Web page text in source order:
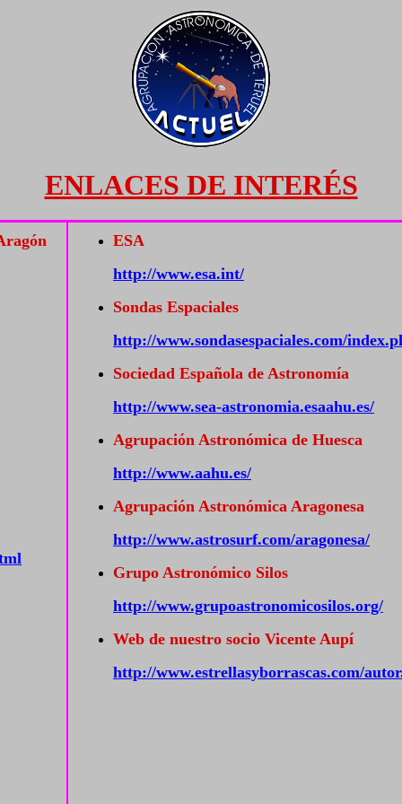
ENLACES DE INTERÉS
ESA
http://www.esa.int/
Sondas Espaciales
http://www.sondasespaciales.com/
Sociedad Española de Astronomía
http://www.sea-astronomia.esaahu.es/
Agrupación Astronómica de Huesca
http://www.aahu.es/
Agrupación Astronómica Aragonesa
http://www.astrosurf.com/aragonesa/
Grupo Astronómico Silos
http://www.grupoastronomicosilos.org/
Web de nuestro socio Vicente Aupí
http://www.estrellasyborrascas.com/